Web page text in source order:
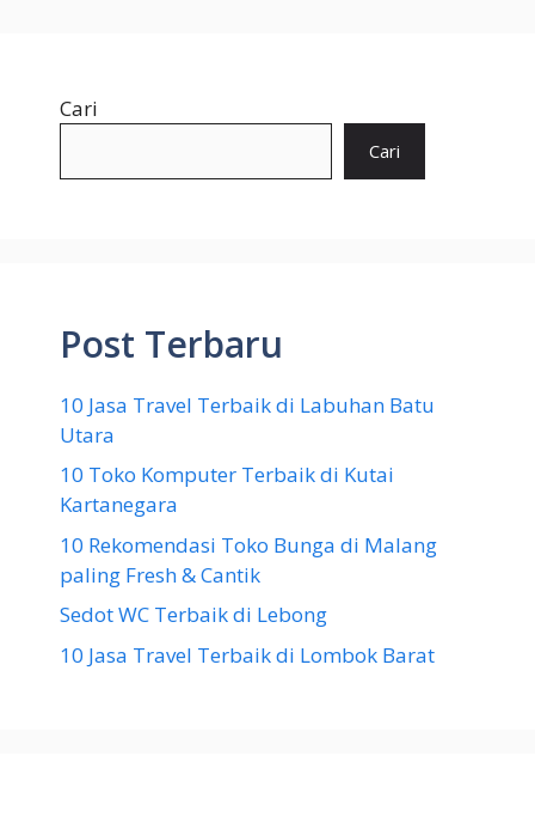
Cari
Cari
Post Terbaru
10 Jasa Travel Terbaik di Labuhan Batu
Utara
10 Toko Komputer Terbaik di Kutai
Kartanegara
10 Rekomendasi Toko Bunga di Malang
paling Fresh & Cantik
Sedot WC Terbaik di Lebong
10 Jasa Travel Terbaik di Lombok Barat